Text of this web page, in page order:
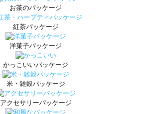
お茶のパッケージ
紅茶パッケージ
洋菓子パッケージ
かっこいいパッケージ
米・雑穀パッケージ
アクセサリーパッケージ